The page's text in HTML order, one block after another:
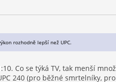
rozhodně lepší než UPC.
Co se týká TV, tak menší
240 (pro běžné smrtelníky,